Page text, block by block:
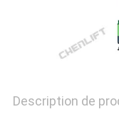
POLITIQUE
Description de